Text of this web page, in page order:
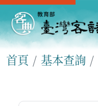
首頁 基本查詢